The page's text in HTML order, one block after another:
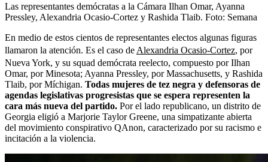
Las representantes demócratas a la Cámara Ilhan Omar, Ayanna
Pressley, Alexandria Ocasio-Cortez y Rashida Tlaib. Foto: Semana
En medio de estos cientos de representantes electos algunas figuras
llamaron la atención. Es el caso de Alexandria Ocasio-Cortez, por
Nueva York, y su squad demócrata reelecto, compuesto por Ilhan
Omar, por Minesota; Ayanna Pressley, por Massachusetts, y Rashida
Tlaib, por Míchigan. Todas mujeres de tez negra y defensoras de
agendas legislativas progresistas que se espera representen la
cara más nueva del partido. Por el lado republicano, un distrito de
Georgia eligió a Marjorie Taylor Greene, una simpatizante abierta
del movimiento conspirativo QAnon, caracterizado por su racismo e
incitación a la violencia.